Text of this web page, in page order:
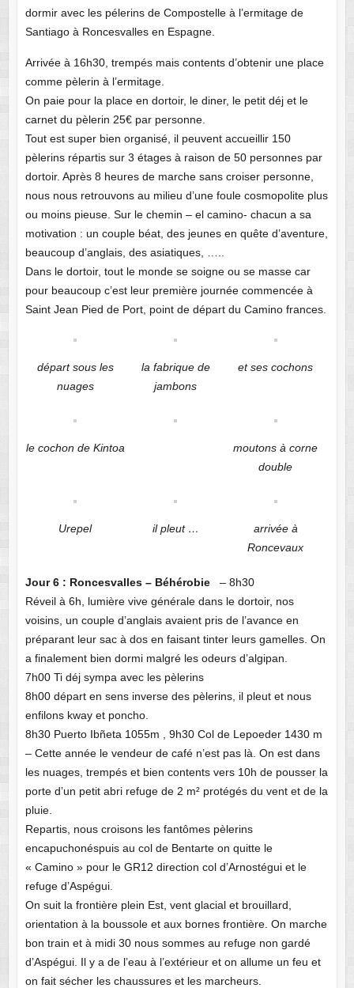
dormir avec les pélerins de Compostelle à l’ermitage de
Santiago à Roncesvalles en Espagne.
Arrivée à 16h30, trempés mais contents d’obtenir une place
comme pèlerin à l’ermitage.
On paie pour la place en dortoir, le diner, le petit déj et le
carnet du pèlerin 25€ par personne.
Tout est super bien organisé, il peuvent accueillir 150
pèlerins répartis sur 3 étages à raison de 50 personnes par
dortoir. Après 8 heures de marche sans croiser personne,
nous nous retrouvons au milieu d’une foule cosmopolite plus
ou moins pieuse. Sur le chemin – el camino- chacun a sa
motivation : un couple béat, des jeunes en quête d’aventure,
beaucoup d’anglais, des asiatiques, …..
Dans le dortoir, tout le monde se soigne ou se masse car
pour beaucoup c’est leur première journée commencée à
Saint Jean Pied de Port, point de départ du Camino frances.
départ sous les
nuages
la fabrique de
jambons
et ses cochons
le cochon de Kintoa
moutons à corne
double
Urepel il pleut …
arrivée à
Roncevaux
Jour 6 : Roncesvalles – Béhérobie
– 8h30
Réveil à 6h, lumière vive générale dans le dortoir, nos
voisins, un couple d’anglais avaient pris de l’avance en
préparant leur sac à dos en faisant tinter leurs gamelles. On
a finalement bien dormi malgré les odeurs d’algipan.
7h00 Ti déj sympa avec les pèlerins
8h00 départ en sens inverse des pèlerins, il pleut et nous
enfilons kway et poncho.
8h30 Puerto Ibñeta 1055m , 9h30 Col de Lepoeder 1430 m
– Cette année le vendeur de café n’est pas là. On est dans
les nuages, trempés et bien contents vers 10h de pousser la
porte d’un petit abri refuge de 2 m² protégés du vent et de la
pluie.
Repartis, nous croisons les fantômes pèlerins
encapuchonéspuis au col de Bentarte on quitte le
« Camino » pour le GR12 direction col d’Arnostégui et le
refuge d’Aspégui.
On suit la frontière plein Est, vent glacial et brouillard,
orientation à la boussole et aux bornes frontière. On marche
bon train et à midi 30 nous sommes au refuge non gardé
d’Aspégui. Il y a de l’eau à l’extérieur et on allume un feu et
on fait sécher les chaussures et les marcheurs.